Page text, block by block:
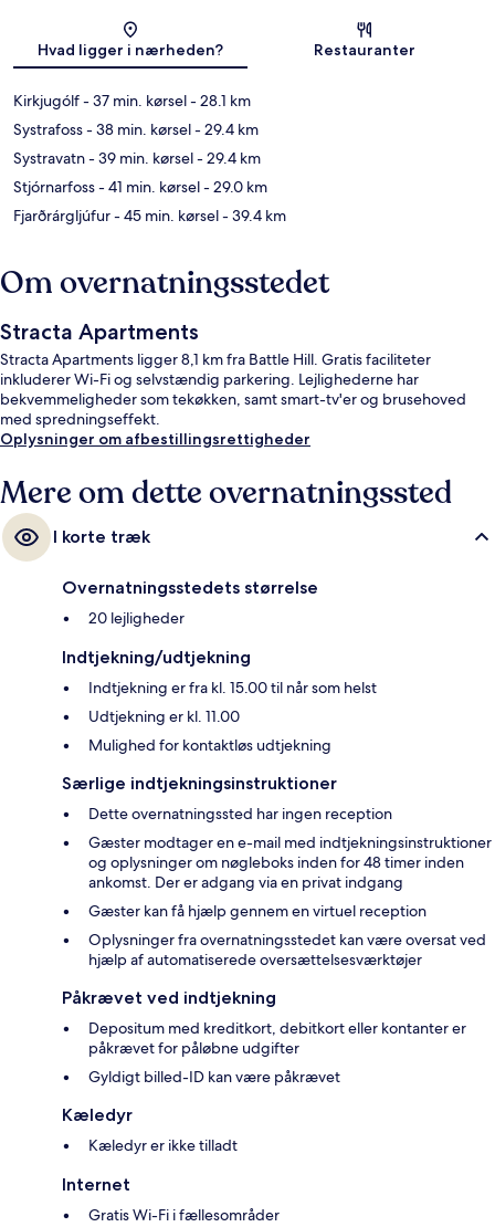
Hvad ligger i nærheden? Restauranter
Kirkjugólf- 37 min. kørsel- 28.1 km
Systrafoss- 38 min. kørsel- 29.4 km
Systravatn- 39 min. kørsel- 29.4 km
Stjórnarfoss- 41 min. kørsel- 29.0 km
Fjarðrárgljúfur- 45 min. kørsel- 39.4 km
Om overnatningsstedet
Stracta Apartments
Stracta Apartments ligger 8,1 km fra Battle Hill. Gratis faciliteter
inkluderer Wi-Fi og selvstændig parkering. Lejlighederne har
bekvemmeligheder som tekøkken, samt smart-tv'er og brusehoved
med spredningseffekt.
Oplysninger om afbestillingsrettigheder
Mere om dette overnatningssted
I korte træk
Overnatningsstedets størrelse
20 lejligheder
Indtjekning/udtjekning
Indtjekning er fra kl. 15.00 til når som helst
Udtjekning er kl. 11.00
Mulighed for kontaktløs udtjekning
Særlige indtjekningsinstruktioner
Dette overnatningssted har ingen reception
Gæster modtager en e-mail med indtjekningsinstruktioner
og oplysninger om nøgleboks inden for 48 timer inden
ankomst. Der er adgang via en privat indgang
Gæster kan få hjælp gennem en virtuel reception
Oplysninger fra overnatningsstedet kan være oversat ved
hjælp af automatiserede oversættelsesværktøjer
Påkrævet ved indtjekning
Depositum med kreditkort, debitkort eller kontanter er
påkrævet for påløbne udgifter
Gyldigt billed-ID kan være påkrævet
Kæledyr
Kæledyr er ikke tilladt
Internet
Gratis Wi-Fi i fællesområder